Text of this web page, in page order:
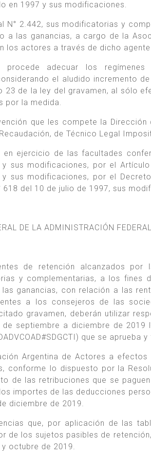
en 1997 y sus modificaciones.
N° 2.442, sus modificatorias y
a las ganancias, a cargo de la
los actores a través de dicho
procede adecuar los
el aludido incremento
23 de la ley del gravamen, al sólo
por la medida.
que les compete la Dirección
de Técnico Legal
en ejercicio de las facultades
sus modificaciones, por el
sus modificaciones, por el
618 del 10 de julio de 1997, sus
DE LA ADMINISTRACIÓN
de retención alcanzados por
y complementarias, a los fines
ganancias, con relación a las
a los consejeros de las
gravamen, deberán utilizar
septiembre a diciembre de
que se aprueba
Argentina de Actores a
conforme lo dispuesto por la
de las retribuciones que se
importes de las deducciones
diciembre de 2019.
que, por aplicación de las
de los sujetos pasibles de
octubre de 2019.